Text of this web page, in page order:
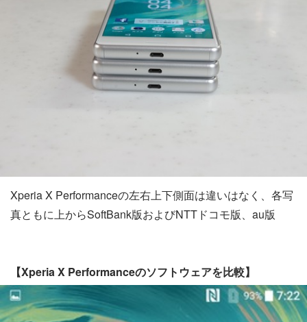
Xperia X Performanceの左右上下側面は違いはなく、各写
真ともに上からSoftBank版およびNTTドコモ版、au版
【Xperia X Performanceのソフトウェアを比較】